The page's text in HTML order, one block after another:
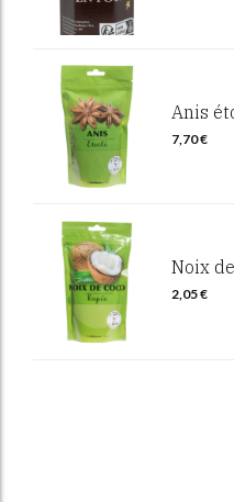
Anis
7,70€
Noix
2,05€